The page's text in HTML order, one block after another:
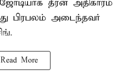
ஜோடியாக தீரன் அதிகாரம்
பிரபலம் அடைந்தவர்
Read More